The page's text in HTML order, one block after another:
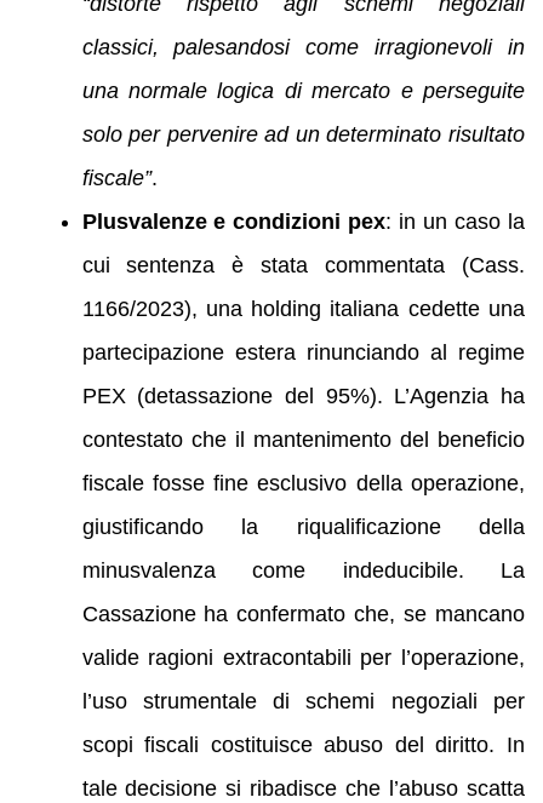
classici, palesandosi come irragionevoli in
una normale logica di mercato e perseguite
solo per pervenire ad un determinato risultato
fiscale”.
Plusvalenze e condizioni pex: in un caso la
cui sentenza è stata commentata (Cass.
1166/2023), una holding italiana cedette una
partecipazione estera rinunciando al regime
PEX (detassazione del 95%). L’Agenzia ha
contestato che il mantenimento del beneficio
fiscale fosse fine esclusivo della operazione,
giustificando la riqualificazione della
minusvalenza come indeducibile. La
Cassazione ha confermato che, se mancano
valide ragioni extracontabili per l’operazione,
l’uso strumentale di schemi negoziali per
scopi fiscali costituisce abuso del diritto. In
tale decisione si ribadisce che l’abuso scatta